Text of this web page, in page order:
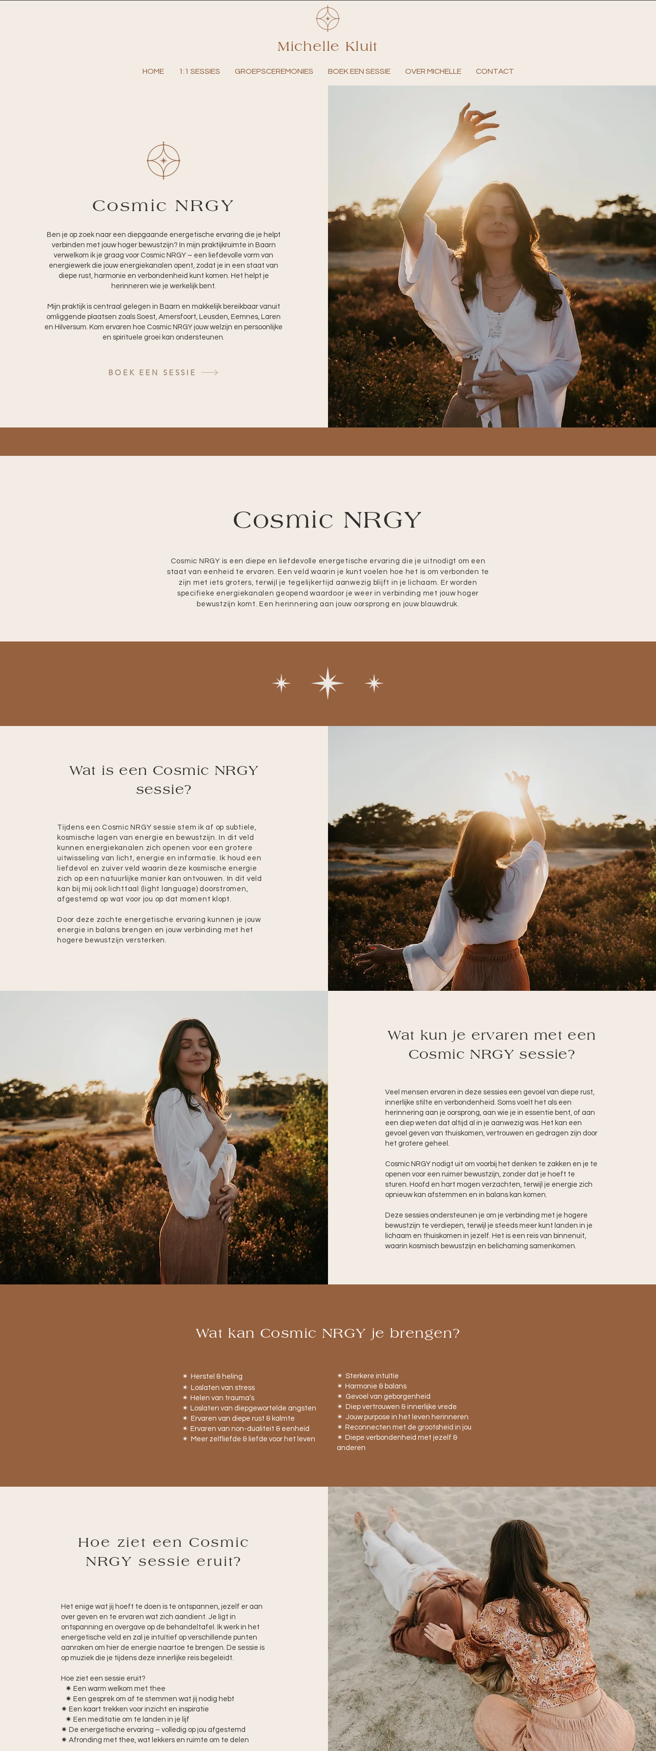
Michelle Kluit
HOME 1:1 SESSIES GROEPSCEREMONIES BOEK EEN SESSIE OVER MICHELLE CONTACT
Cosmic NRGY
Ben je op zoek naar een diepgaande energetische ervaring die je helpt
verbinden met jouw hoger bewustzijn? In mijn praktijkruimte in Baarn
verwelkom ik je graag voor Cosmic NRGY – een liefdevolle vorm van
energiewerk die jouw energiekanalen opent, zodat je in een staat van
diepe rust, harmonie en verbondenheid kunt komen. Het helpt je
herinneren wie je werkelijk bent.
Mijn praktijk is centraal gelegen in Baarn en makkelijk bereikbaar vanuit
omliggende plaatsen zoals Soest, Amersfoort, Leusden, Eemnes, Laren
en Hilversum. Kom ervaren hoe Cosmic NRGY jouw welzijn en persoonlijke
en spirituele groei kan ondersteunen.
BOEK EEN SESSIE
Cosmic NRGY
Cosmic NRGY is een diepe en liefdevolle energetische ervaring die je uitnodigt om een
staat van eenheid te ervaren. Een veld waarin je kunt voelen hoe het is om verbonden te
zijn met iets groters, terwijl je tegelijkertijd aanwezig blijft in je lichaam. Er worden
specifieke energiekanalen geopend waardoor je weer in verbinding met jouw hoger
bewustzijn komt. Een herinnering aan jouw oorsprong en jouw blauwdruk.
Wat is een Cosmic NRGY
sessie?
Tijdens een Cosmic NRGY sessie stem ik af op subtiele,
kosmische lagen van energie en bewustzijn. In dit veld
kunnen energiekanalen zich openen voor een grotere
uitwisseling van licht, energie en informatie. Ik houd een
liefdevol en zuiver veld waarin deze kosmische energie
zich op een natuurlijke manier kan ontvouwen. In dit veld
kan bij mij ook lichttaal (light language) doorstromen,
afgestemd op wat voor jou op dat moment klopt.
​Door deze zachte energetische ervaring kunnen je jouw
energie in balans brengen en jouw verbinding met het
hogere bewustzijn versterken.
Wat kun je ervaren met een
Cosmic NRGY sessie?
Veel mensen ervaren in deze sessies een gevoel van diepe rust,
innerlijke stilte en verbondenheid. Soms voelt het als een
herinnering aan je oorsprong, aan wie je in essentie bent, of aan
een diep weten dat altijd al in je aanwezig was. Het kan een
gevoel geven van thuiskomen, vertrouwen en gedragen zijn door
het grotere geheel.
Cosmic NRGY nodigt uit om voorbij het denken te zakken en je te
openen voor een ruimer bewustzijn, zonder dat je hoeft te
sturen. Hoofd en hart mogen verzachten, terwijl je energie zich
opnieuw kan afstemmen en in balans kan komen.
Deze sessies ondersteunen je om je verbinding met je hogere
bewustzijn te verdiepen, terwijl je steeds meer kunt landen in je
lichaam en thuiskomen in jezelf. Het is een reis van binnenuit,
waarin kosmisch bewustzijn en belichaming samenkomen.
Wat kan Cosmic NRGY je brengen?
✴︎ Herstel & heling
✴︎ Loslaten van stress
✴︎ Helen van trauma’s
✴︎ Loslaten van diepgewortelde angsten
✴︎ Ervaren van diepe rust & kalmte
✴︎ Ervaren van non-dualiteit & eenheid
✴︎ Meer zelfliefde & liefde voor het leven
✴︎ Sterkere intuïtie
✴︎ Harmonie & balans
✴︎ Gevoel van geborgenheid
✴︎ Diep vertrouwen & innerlijke vrede
✴︎ Jouw purpose in het leven herinneren
✴︎ Reconnecten met de grootsheid in jou
✴︎ Diepe verbondenheid met jezelf &
anderen
Hoe ziet een Cosmic
NRGY sessie eruit?
Het enige wat jij hoeft te doen is te ontspannen, jezelf er aan
over geven en te ervaren wat zich aandient. Je ligt in
ontspanning en overgave op de behandeltafel. Ik werk in het
energetische veld en zal je intuïtief op verschillende punten
aanraken om hier de energie naartoe te brengen. De sessie is
op muziek die je tijdens deze innerlijke reis begeleidt.
Hoe ziet een sessie eruit?
​ ✷ Een warm welkom met thee
✷ Een gesprek om af te stemmen wat jij nodig hebt
✷ Een kaart trekken voor inzicht en inspiratie
✷ Een meditatie om te landen in je lijf
✷ De energetische ervaring – volledig op jou afgestemd
✷ Afronding met thee, wat lekkers en ruimte om te delen